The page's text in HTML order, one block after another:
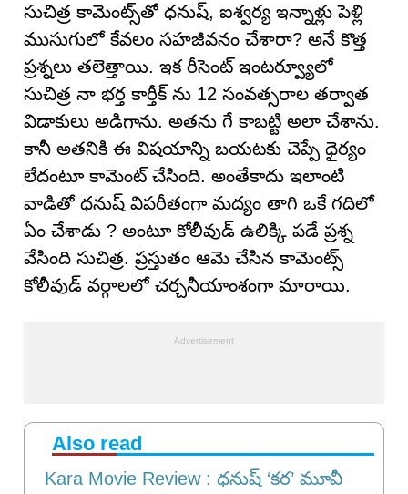
సుచిత్ర కామెంట్స్‌తో ధనుష్, ఐశ్వర్య ఇన్నాళ్లు పెళ్లి
ముసుగులో కేవలం సహజీవనం చేశారా? అనే కొత్త
ప్రశ్నలు తలెత్తాయి. ఇక రీసెంట్ ఇంటర్వ్యూలో
సుచిత్ర నా భర్త కార్తీక్ ను 12 సంవత్సరాల తర్వాత
విడాకులు అడిగాను. అతను గే కాబట్టి అలా చేశాను.
కానీ అతనికి ఈ విషయాన్ని బయటకు చెప్పే ధైర్యం
లేదంటూ కామెంట్ చేసింది. అంతేకాదు ఇలాంటి
వాడితో ధనుష్ విపరీతంగా మద్యం తాగి ఒకే గదిలో
ఏం చేశాడు ? అంటూ కోలీవుడ్ ఉలిక్కి పడే ప్రశ్న
వేసింది సుచిత్ర‌. ప్ర‌స్తుతం ఆమె చేసిన కామెంట్స్
కోలీవుడ్ వ‌ర్గాల‌లో చ‌ర్చ‌నీయాంశంగా మారాయి.
Also read
Kara Movie Review : ధనుష్‌ ‘కర’ మూవీ